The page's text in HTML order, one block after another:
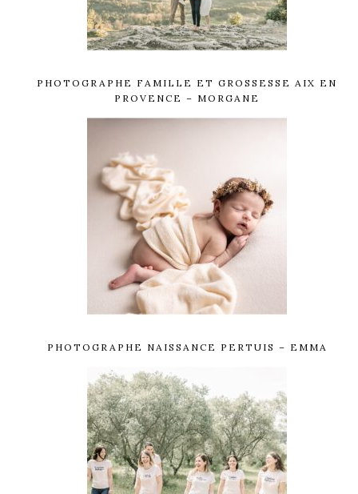
PHOTOGRAPHE FAMILLE ET GROSSESSE AIX EN
PROVENCE – MORGANE
PHOTOGRAPHE NAISSANCE PERTUIS – EMMA